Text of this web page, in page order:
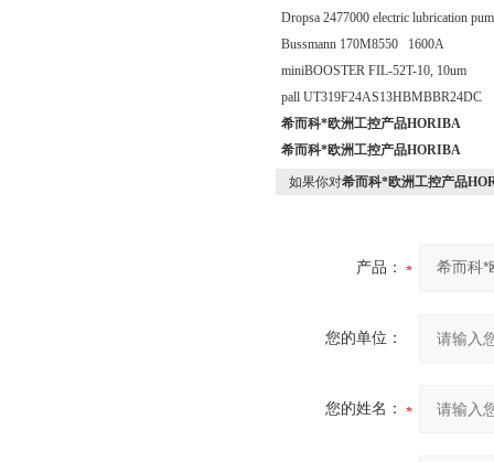
Dropsa 2477000 electric lubrication
Bussmann 170M8550 1600A
miniBOOSTER FIL-52T-10, 10um
pall UT319F24AS13HBMBBR24DC
希而科*欧洲工控产品HORIBA
希而科*欧洲工控产品HORIBA
如果你对希而科*欧洲工控产品
产品：
您的单位：
您的姓名：